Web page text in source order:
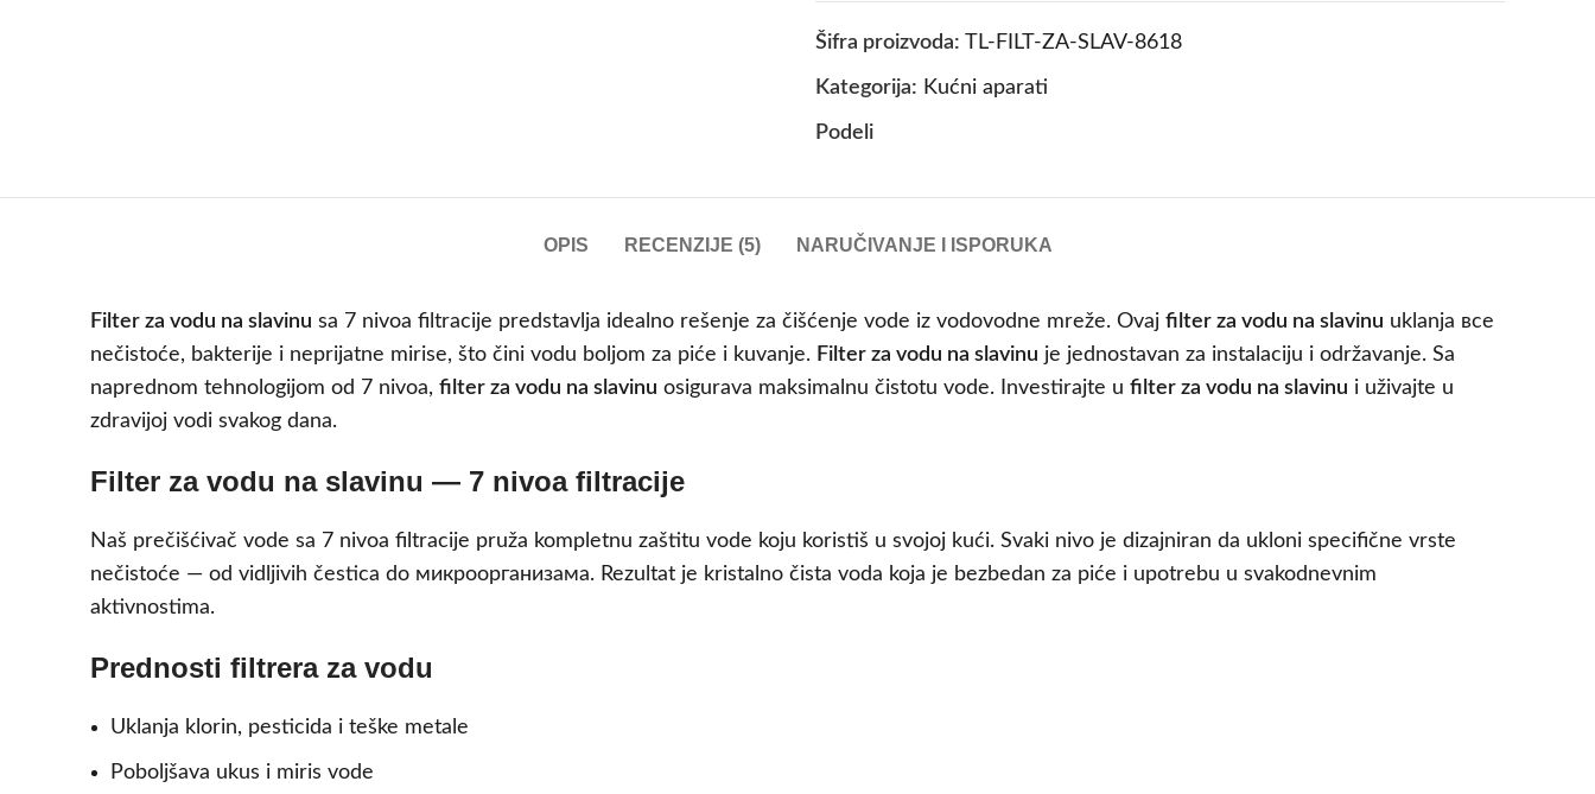
Šifra proizvoda: TL-FILT-ZA-SLAV-8618
Kategorija: Kućni aparati
Podeli
OPIS RECENZIJE (5) NARUČIVANJE I ISPORUKA
Filter za vodu na slavinu sa 7 nivoa filtracije predstavlja idealno rešenje za čišćenje vode iz vodovodne mreže. Ovaj filter za vodu na slavinu uklanja все
nečistoće, bakterije i neprijatne mirise, što čini vodu boljom za piće i kuvanje. Filter za vodu na slavinu je jednostavan za instalaciju i održavanje. Sa
naprednom tehnologijom od 7 nivoa, filter za vodu na slavinu osigurava maksimalnu čistotu vode. Investirajte u filter za vodu na slavinu i uživajte u
zdravijoj vodi svakog dana.
Filter za vodu na slavinu — 7 nivoa filtracije
Naš prečišćivač vode sa 7 nivoa filtracije pruža kompletnu zaštitu vode koju koristiš u svojoj kući. Svaki nivo je dizajniran da ukloni specifične vrste
nečistoće — od vidljivih čestica do микроорганизама. Rezultat je kristalno čista voda koja je bezbedan za piće i upotrebu u svakodnevnim
aktivnostima.
Prednosti filtrera za vodu
Uklanja klorin, pesticida i teške metale
Poboljšava ukus i miris vode